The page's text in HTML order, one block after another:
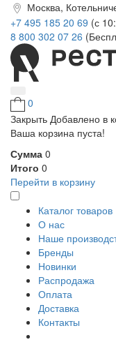
Москва,
+7 495 185 20 69 (с
8 800 302 07 26
0
Закрыть Добавлено в
Ваша корзина пуста!
Сумма 0
Итого 0
Перейти в корзину
Каталог товаров
О нас
Наше
Бренды
Новинки
Распродажа
Оплата
Доставка
Контакты